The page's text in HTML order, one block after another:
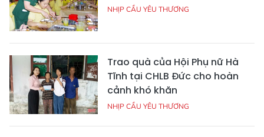
NHỊP CẦU YÊU THƯƠNG
Trao quà của Hội Phụ nữ Hà
Tĩnh tại CHLB Đức cho hoàn
cảnh khó khăn
NHỊP CẦU YÊU THƯƠNG